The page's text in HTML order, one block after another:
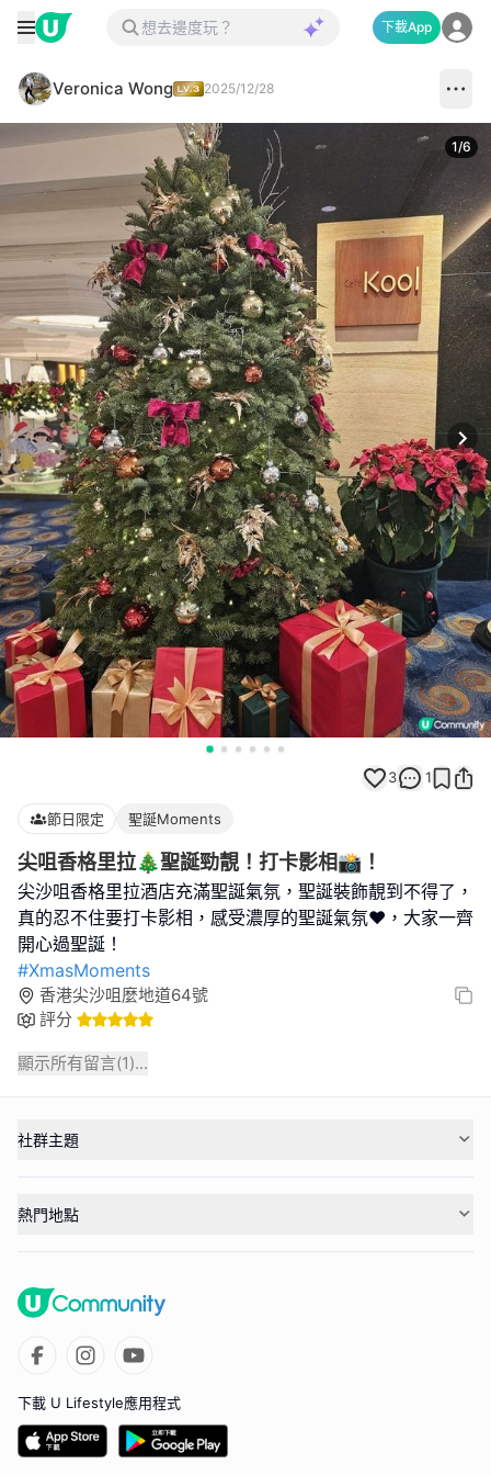
下載App
Veronica Wong 2025/12/28
1/6
3 1
節日限定 聖誕Moments
尖咀香格里拉🎄聖誕勁靚！打卡影相📸！
尖沙咀香格里拉酒店充滿聖誕氣氛，聖誕裝飾靚到不得了，
真的忍不住要打卡影相，感受濃厚的聖誕氣氛❤️，大家一齊
#XmasMoments
香港尖沙咀麼地道64號
評分
顯示所有留言(1)...
社群主題
熱門地點
下載 U Lifestyle應用程式